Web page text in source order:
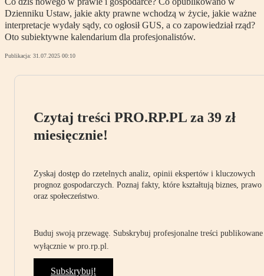
Dzienniku Ustaw, jakie akty prawne wchodzą w życie, jakie ważne
interpretacje wydały sądy, co ogłosił GUS, a co zapowiedział rząd?
Oto subiektywne kalendarium dla profesjonalistów.
Publikacja: 31.07.2025 00:10
Czytaj treści PRO.RP.PL za 39 zł
miesięcznie!
Zyskaj dostęp do rzetelnych analiz, opinii ekspertów i kluczowych
prognoz gospodarczych. Poznaj fakty, które kształtują biznes, prawo
oraz społeczeństwo.
Buduj swoją przewagę. Subskrybuj profesjonalne treści publikowane
wyłącznie w pro.rp.pl.
Subskrybuj!